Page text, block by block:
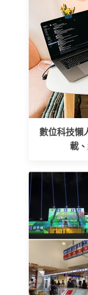
數位科技懶
載